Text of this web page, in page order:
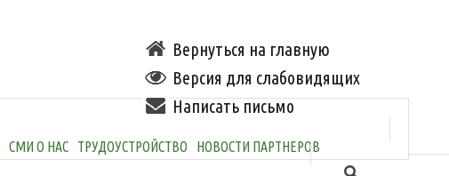
Вернуться на главную
Версия для слабовидящих
Написать письмо
СМИ О НАС ТРУДОУСТРОЙСТВО
НОВОСТИ ПАРТНЕРОВ